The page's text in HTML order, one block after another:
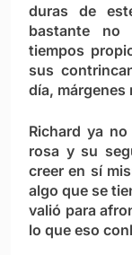
duras de
bastante no
tiempos
sus
día, márgenes
Richard ya
rosa y su
creer en sí
algo que se
valió para
lo que eso